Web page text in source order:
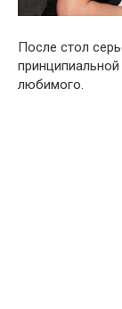
После стол
любимого.